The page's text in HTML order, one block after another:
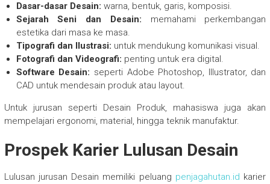
Dasar-dasar Desain: warna, bentuk, garis, komposisi.
Sejarah Seni dan Desain: memahami perkembangan
estetika dari masa ke masa.
Tipografi dan Ilustrasi: untuk mendukung komunikasi visual.
Fotografi dan Videografi: penting untuk era digital.
Software Desain: seperti Adobe Photoshop, Illustrator, dan
CAD untuk mendesain produk atau layout.
Untuk jurusan seperti Desain Produk, mahasiswa juga akan
mempelajari ergonomi, material, hingga teknik manufaktur.
Prospek Karier Lulusan Desain
Lulusan jurusan Desain memiliki peluang penjagahutan.id karier